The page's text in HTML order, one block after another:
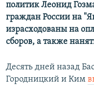
политик Леонид
граждан России на
израсходованы на
сборов, а также
Десять дней назад
Городницкий и Ким